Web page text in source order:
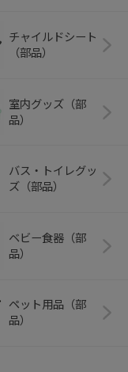
チャイルドシート
（部品）
室内グッズ（部
品）
バス・トイレグッ
ズ（部品）
ベビー食器（部
品）
ペット用品（部
品）